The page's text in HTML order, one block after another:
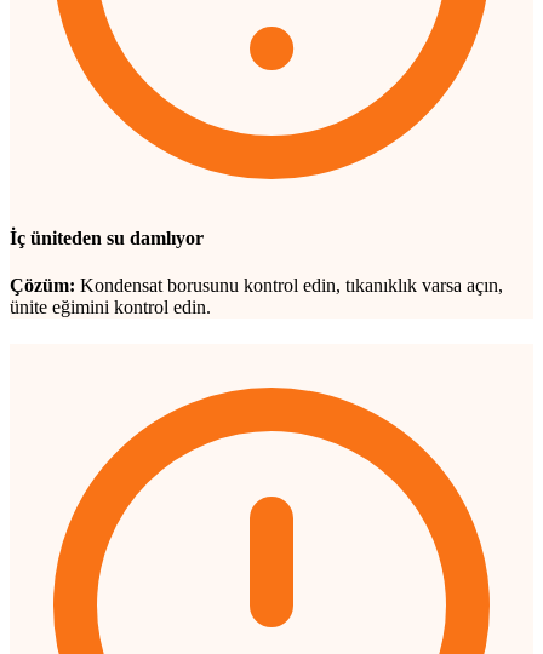
İç üniteden su damlıyor
Çözüm: Kondensat borusunu kontrol edin, tıkanıklık varsa açın,
ünite eğimini kontrol edin.